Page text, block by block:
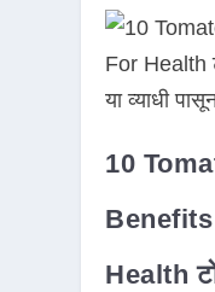
10
Health